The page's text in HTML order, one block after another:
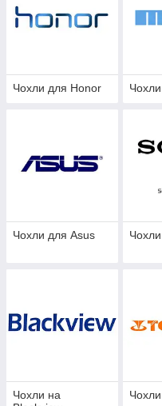
Чохли для Honor
Чохли для Asus
Чохли на